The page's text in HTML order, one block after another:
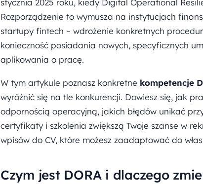
stycznia 2025 roku, kiedy Digital Operational
Rozporządzenie to wymusza na instytucjach
startupy fintech – wdrożenie konkretnych
konieczność posiadania nowych, specyficznych
aplikowania o pracę.
W tym artykule poznasz konkretne kompetencje
wyróżnić się na tle konkurencji. Dowiesz się, jak
odpornością operacyjną, jakich błędów unikać
certyfikaty i szkolenia zwiększą Twoje szanse w
wpisów do CV, które możesz zaadaptować do
Czym jest DORA i dlaczego